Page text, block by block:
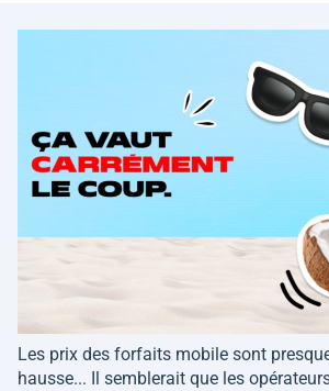
Les prix des forfaits mobile sont
hausse... Il semblerait que les